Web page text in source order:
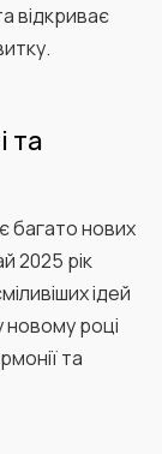
відкриває
та
багато нових
2025 рік
ідей
році
та